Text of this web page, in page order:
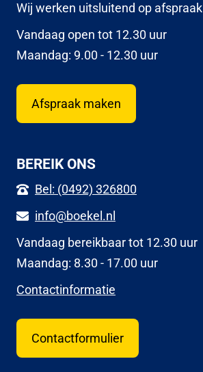
Wij werken uitsluitend op afspraak
Vandaag open tot 12.30 uur
Maandag: 9.00 - 12.30 uur
Afspraak maken
BEREIK ONS
Bel: (0492) 326800
info@boekel.nl
Vandaag bereikbaar tot 12.30 uur
Maandag: 8.30 - 17.00 uur
Contactinformatie
Contactformulier